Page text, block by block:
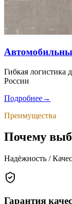
Гибкая логистика
России
Подробнее→
Преимущества
Почему
Надёжность /
Гарантия